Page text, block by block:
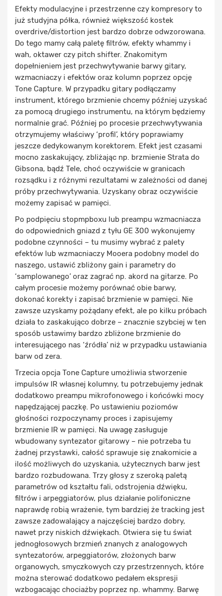
Efekty modulacyjne i przestrzenne czy kompresory to
już studyjna półka, również większość kostek
overdrive/distortion jest bardzo dobrze odwzorowana.
Do tego mamy całą paletę filtrów, efekty whammy i
wah, oktawer czy pitch shifter. Znakomitym
dopełnieniem jest przechwytywanie barwy gitary,
wzmacniaczy i efektów oraz kolumn poprzez opcję
Tone Capture. W przypadku gitary podłączamy
instrument, którego brzmienie chcemy później uzyskać
za pomocą drugiego instrumentu, na którym będziemy
normalnie grać. Później po procesie przechwytywania
otrzymujemy właściwy ‘profil’, który poprawiamy
jeszcze dedykowanym korektorem. Efekt jest czasami
mocno zaskakujący, zbliżając np. brzmienie Strata do
Gibsona, bądź Tele, choć oczywiście w granicach
rozsądku i z różnymi rezultatami w zależności od danej
próby przechwytywania. Uzyskany obraz oczywiście
możemy zapisać w pamięci.
Po podpięciu stopmpboxu lub preampu wzmacniacza
do odpowiednich gniazd z tyłu GE 300 wykonujemy
podobne czynności – tu musimy wybrać z palety
efektów lub wzmacniaczy Mooera podobny model do
naszego, ustawić zbliżony gain i parametry do
‘samplowanego’ oraz zagrać np. akord na gitarze. Po
całym procesie możemy porównać obie barwy,
dokonać korekty i zapisać brzmienie w pamięci. Nie
zawsze uzyskamy pożądany efekt, ale po kilku próbach
działa to zaskakująco dobrze – znacznie szybciej w ten
sposób ustawimy bardzo zbliżone brzmienie do
interesującego nas ‘źródła’ niż w przypadku ustawiania
barw od zera.
Trzecia opcja Tone Capture umożliwia stworzenie
impulsów IR własnej kolumny, tu potrzebujemy jednak
dodatkowo preampu mikrofonowego i końcówki mocy
napędzającej paczkę. Po ustawieniu poziomów
głośności rozpoczynamy proces i zapisujemy
brzmienie IR w pamięci. Na uwagę zasługuje
wbudowany syntezator gitarowy – nie potrzeba tu
żadnej przystawki, całość sprawuje się znakomicie a
ilość możliwych do uzyskania, użytecznych barw jest
bardzo rozbudowana. Trzy głosy z szeroką paletą
parametrów od kształtu fali, odstrojenia dźwięku,
filtrów i arpeggiatorów, plus działanie polifoniczne
naprawdę robią wrażenie, tym bardziej że tracking jest
zawsze zadowalający a najczęściej bardzo dobry,
nawet przy niskich dźwiękach. Otwiera się tu świat
jednogłosowych brzmień znanych z analogowych
syntezatorów, arpeggiatorów, złożonych barw
organowych, smyczkowych czy przestrzennych, które
można sterować dodatkowo pedałem ekspresji
wzbogacając chociażby poprzez np. whammy. Barwę